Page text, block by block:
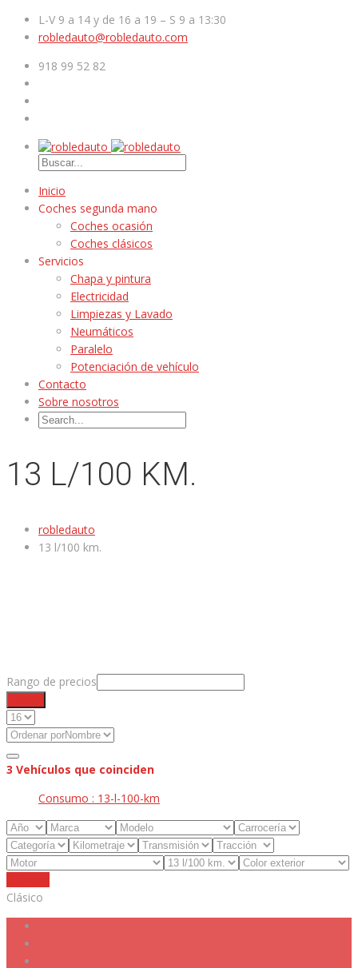
L-V 9 a 14 y de 16 a 19 – S 9 a 13:30
robledauto@robledauto.com
918 99 52 82
Inicio
Coches segunda mano
Coches ocasión
Coches clásicos
Servicios
Chapa y pintura
Electricidad
Limpiezas y Lavado
Neumáticos
Paralelo
Potenciación de vehículo
Contacto
Sobre nosotros
13 L/100 KM.
robledauto
13 l/100 km.
Rango de precios
3 Vehículos que coinciden
Consumo : 13-l-100-km
Clásico